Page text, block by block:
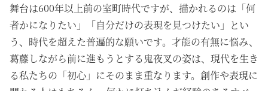
舞台は600年以上前の室町時代ですが、描かれるのは「何
者かになりたい」「自分だけの表現を見つけたい」とい
う、時代を超えた普遍的な願いです。才能の有無に悩み、
葛藤しながら前に進もうとする鬼夜叉の姿は、現代を生き
る私たちの「初心」にそのまま重なります。創作や表現に